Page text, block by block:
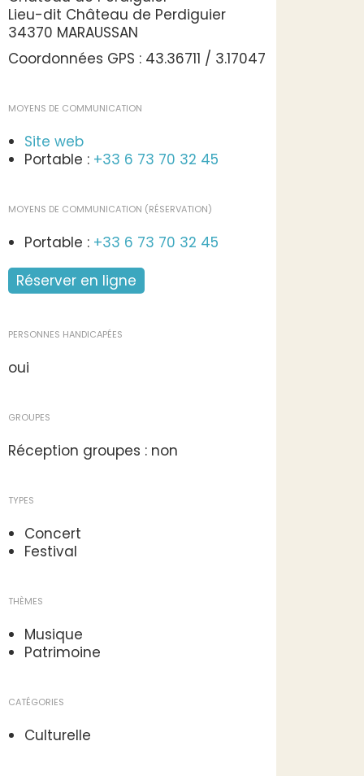
Lieu-dit Château de Perdiguier
34370 MARAUSSAN
Coordonnées GPS : 43.36711 / 3.17047
MOYENS DE COMMUNICATION
Site web
Portable : +33 6 73 70 32 45
MOYENS DE COMMUNICATION (RÉSERVATION)
Portable : +33 6 73 70 32 45
Réserver en ligne
PERSONNES HANDICAPÉES
oui
GROUPES
Réception groupes : non
TYPES
Concert
Festival
THÈMES
Musique
Patrimoine
CATÉGORIES
Culturelle